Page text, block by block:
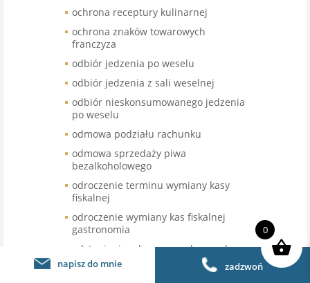
ochrona receptury kulinarnej
ochrona znaków towarowych
franczyza
odbiór jedzenia po weselu
odbiór jedzenia z sali weselnej
odbiór nieskonsumowanego jedzenia
po weselu
odmowa podziału rachunku
odmowa sprzedaży piwa
bezalkoholowego
odroczenie terminu wymiany kasy
fiskalnej
odroczenie wymiany kas fiskalnej
gastronomia
odstąpienie od umowy sala weselna
odstąpienie od umowy wesele
napisz do mnie zadzwoń
0